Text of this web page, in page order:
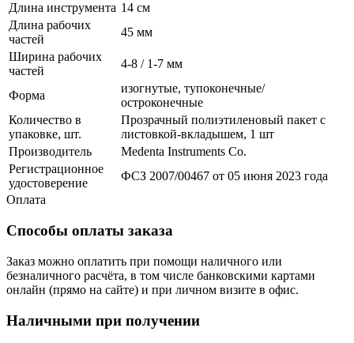
Длина инструмента 14 см
Длина рабочих
частей
45 мм
Ширина рабочих
частей
4-8 / 1-7 мм
Форма
изогнутые, тупоконечные/
остроконечные
Количество в
упаковке, шт.
Прозрачный полиэтиленовый пакет с
листовкой-вкладышем, 1 шт
Производитель
Medenta Instruments Co.
Регистрационное
удостоверение
ФСЗ 2007/00467 от 05 июня 2023 года
Оплата
Способы оплаты заказа
Заказ можно оплатить при помощи наличного или
безналичного расчёта, в том числе банковскими картами
онлайн (прямо на сайте) и при личном визите в офис.
Наличными при получении